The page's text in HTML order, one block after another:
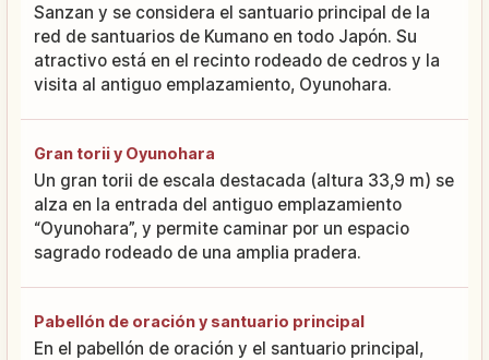
Sanzan y se considera el santuario principal de la
red de santuarios de Kumano en todo Japón. Su
atractivo está en el recinto rodeado de cedros y la
visita al antiguo emplazamiento, Oyunohara.
Gran torii y Oyunohara
Un gran torii de escala destacada (altura 33,9 m) se
alza en la entrada del antiguo emplazamiento
“Oyunohara”, y permite caminar por un espacio
sagrado rodeado de una amplia pradera.
Pabellón de oración y santuario principal
En el pabellón de oración y el santuario principal,